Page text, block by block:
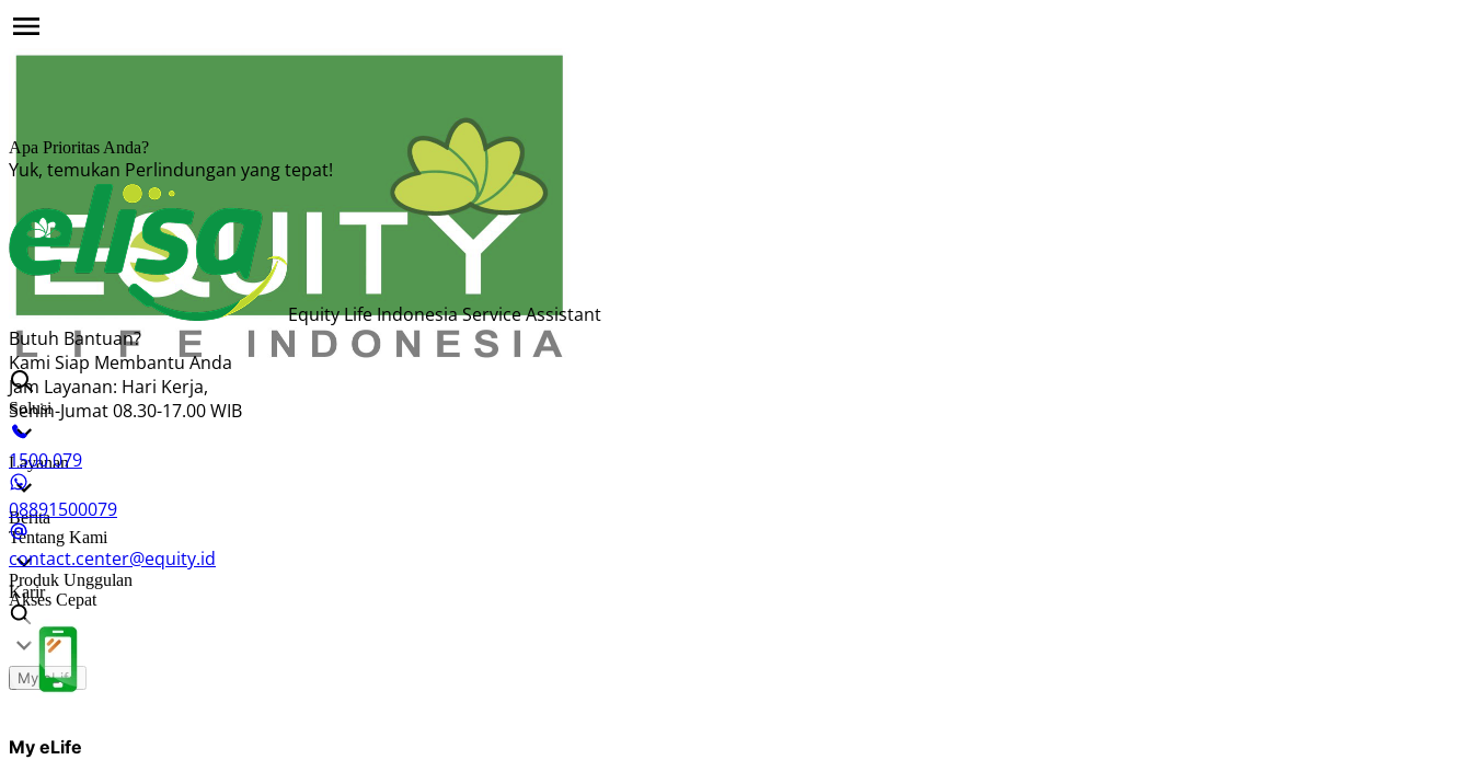
Solusi
Layanan
Berita
Tentang Kami
Karir
My eLife
Apa Prioritas Anda?
Yuk, temukan Perlindungan yang tepat!
Equity Life Indonesia Service Assistant
Butuh Bantuan?
Kami Siap Membantu Anda
Jam Layanan: Hari Kerja,
Senin-Jumat 08.30-17.00 WIB
1500 079
08891500079
contact.center@equity.id
Produk Unggulan
Akses Cepat
My eLife